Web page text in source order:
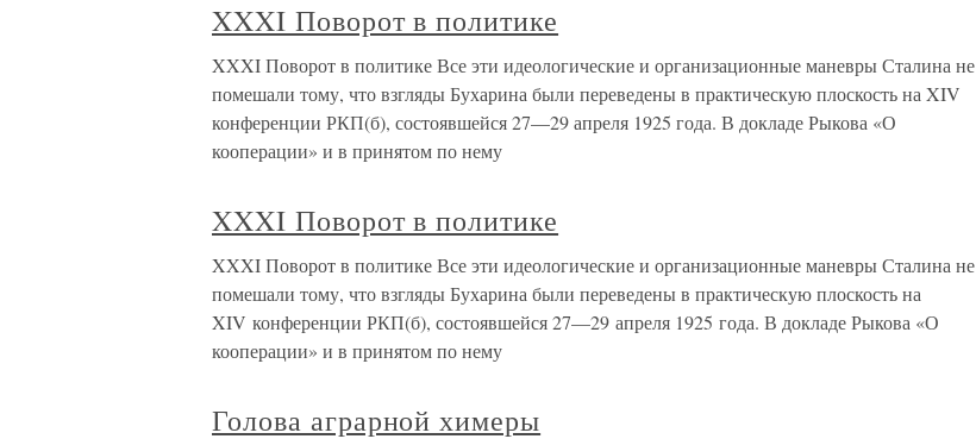
XXXI Поворот в политике
XXXI Поворот в политике Все эти идеологические и организационные маневры Сталина не
помешали тому, что взгляды Бухарина были переведены в практическую плоскость на XIV
конференции РКП(б), состоявшейся 27—29 апреля 1925 года. В докладе Рыкова «О
кооперации» и в принятом по нему
XXXI Поворот в политике
XXXI Поворот в политике Все эти идеологические и организационные маневры Сталина не
помешали тому, что взгляды Бухарина были переведены в практическую плоскость на
XIV конференции РКП(б), состоявшейся 27—29 апреля 1925 года. В докладе Рыкова «О
кооперации» и в принятом по нему
Голова аграрной химеры